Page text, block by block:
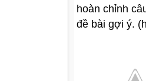
hoàn chỉnh
đề bài gợi ý.